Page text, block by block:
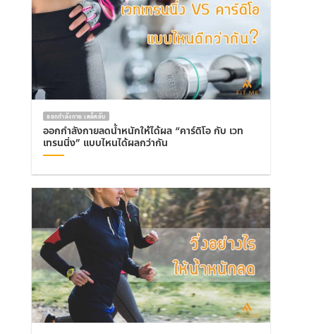
ออกกำลังกาย เคล็ดลับ
ออกกำลังกายลดน้ำหนักให้ได้ผล “คาร์ดิโอ กับ เวท
เทรนนิ่ง” แบบไหนได้ผลกว่ากัน